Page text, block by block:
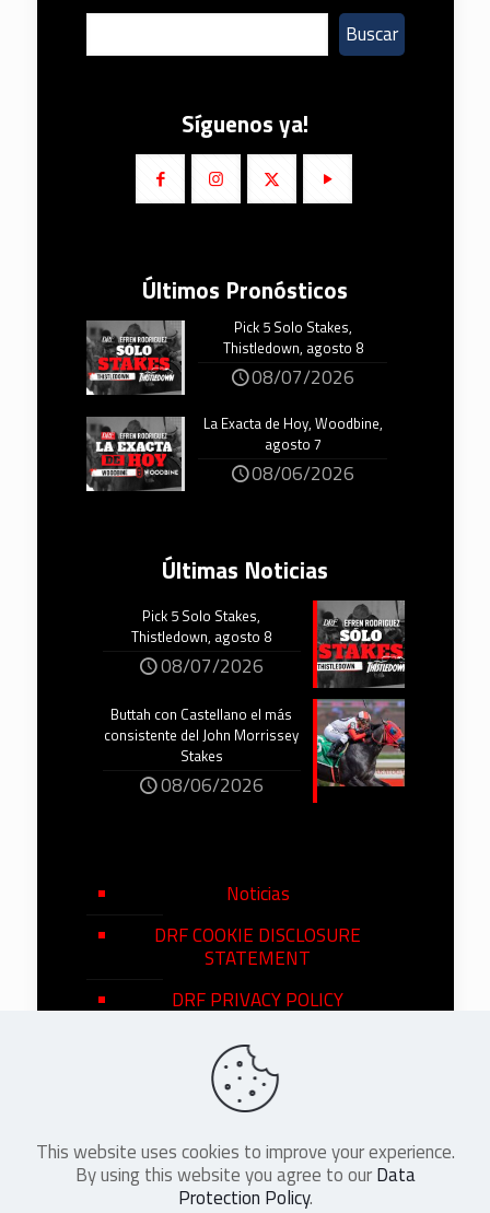
Buscar
Síguenos ya!
Últimos Pronósticos
Pick 5 Solo Stakes,
Thistledown, agosto 8
08/07/2026
La Exacta de Hoy, Woodbine,
agosto 7
08/06/2026
Últimas Noticias
Pick 5 Solo Stakes,
Thistledown, agosto 8
08/07/2026
Buttah con Castellano el más
consistente del John Morrissey
Stakes
08/06/2026
Noticias
DRF COOKIE DISCLOSURE
STATEMENT
DRF PRIVACY POLICY
©2026DRF en Español. All Rights
Reserved
This website uses cookies to improve your experience.
By using this website you agree to ourData
Protection Policy.